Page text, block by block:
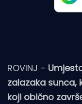
ROVINJ –
zalazaka sunca,
koji obično